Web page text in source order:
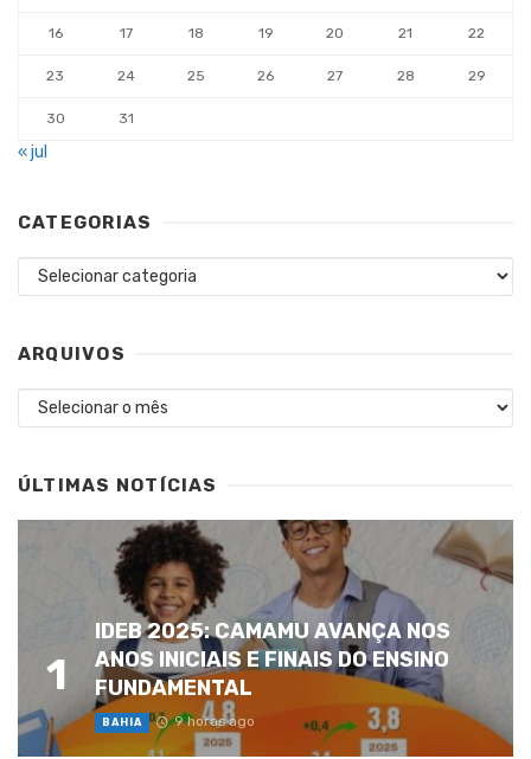
16 17 18 19 20 21 22
23 24 25 26 27 28 29
30 31
« jul
CATEGORIAS
Categorias
ARQUIVOS
Arquivos
ÚLTIMAS NOTÍCIAS
1
IDEB 2025: CAMAMU AVANÇA NOS
ANOS INICIAIS E FINAIS DO ENSINO
FUNDAMENTAL
BAHIA 9 horas ago